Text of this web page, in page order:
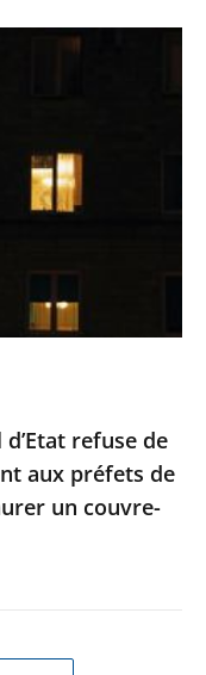
refuse de
aux préfets de
un couvre-